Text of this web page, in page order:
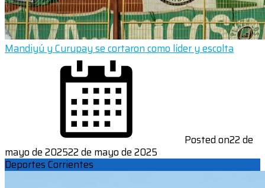
Mandiyú y Curupay se cortaron como líder y escolta
Posted on22 de
mayo de 202522 de mayo de 2025
Deportes Corrientes